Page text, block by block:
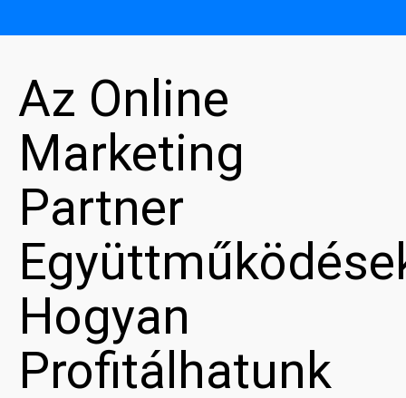
Az Online
Marketing
Partner
Hogyan
Profitálhatunk